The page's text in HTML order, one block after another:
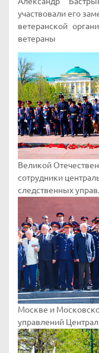
участвовали его
ветеранской
ветераны
Великой
сотрудники
следственных
Москве и
управлений